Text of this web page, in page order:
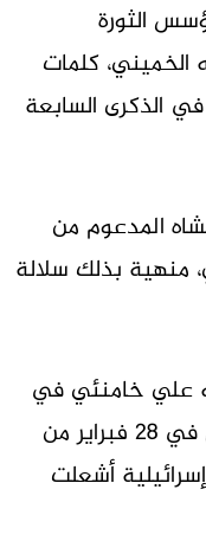
الثورة
الخميني، كلمات
في الذكرى السابعة
بالشاه المدعوم من
منهية بذلك سلالة
خلفه علي خامنئي في
منصب المرشد الأعلى حتى اغتيل في 28 فبراير من
أشعلت